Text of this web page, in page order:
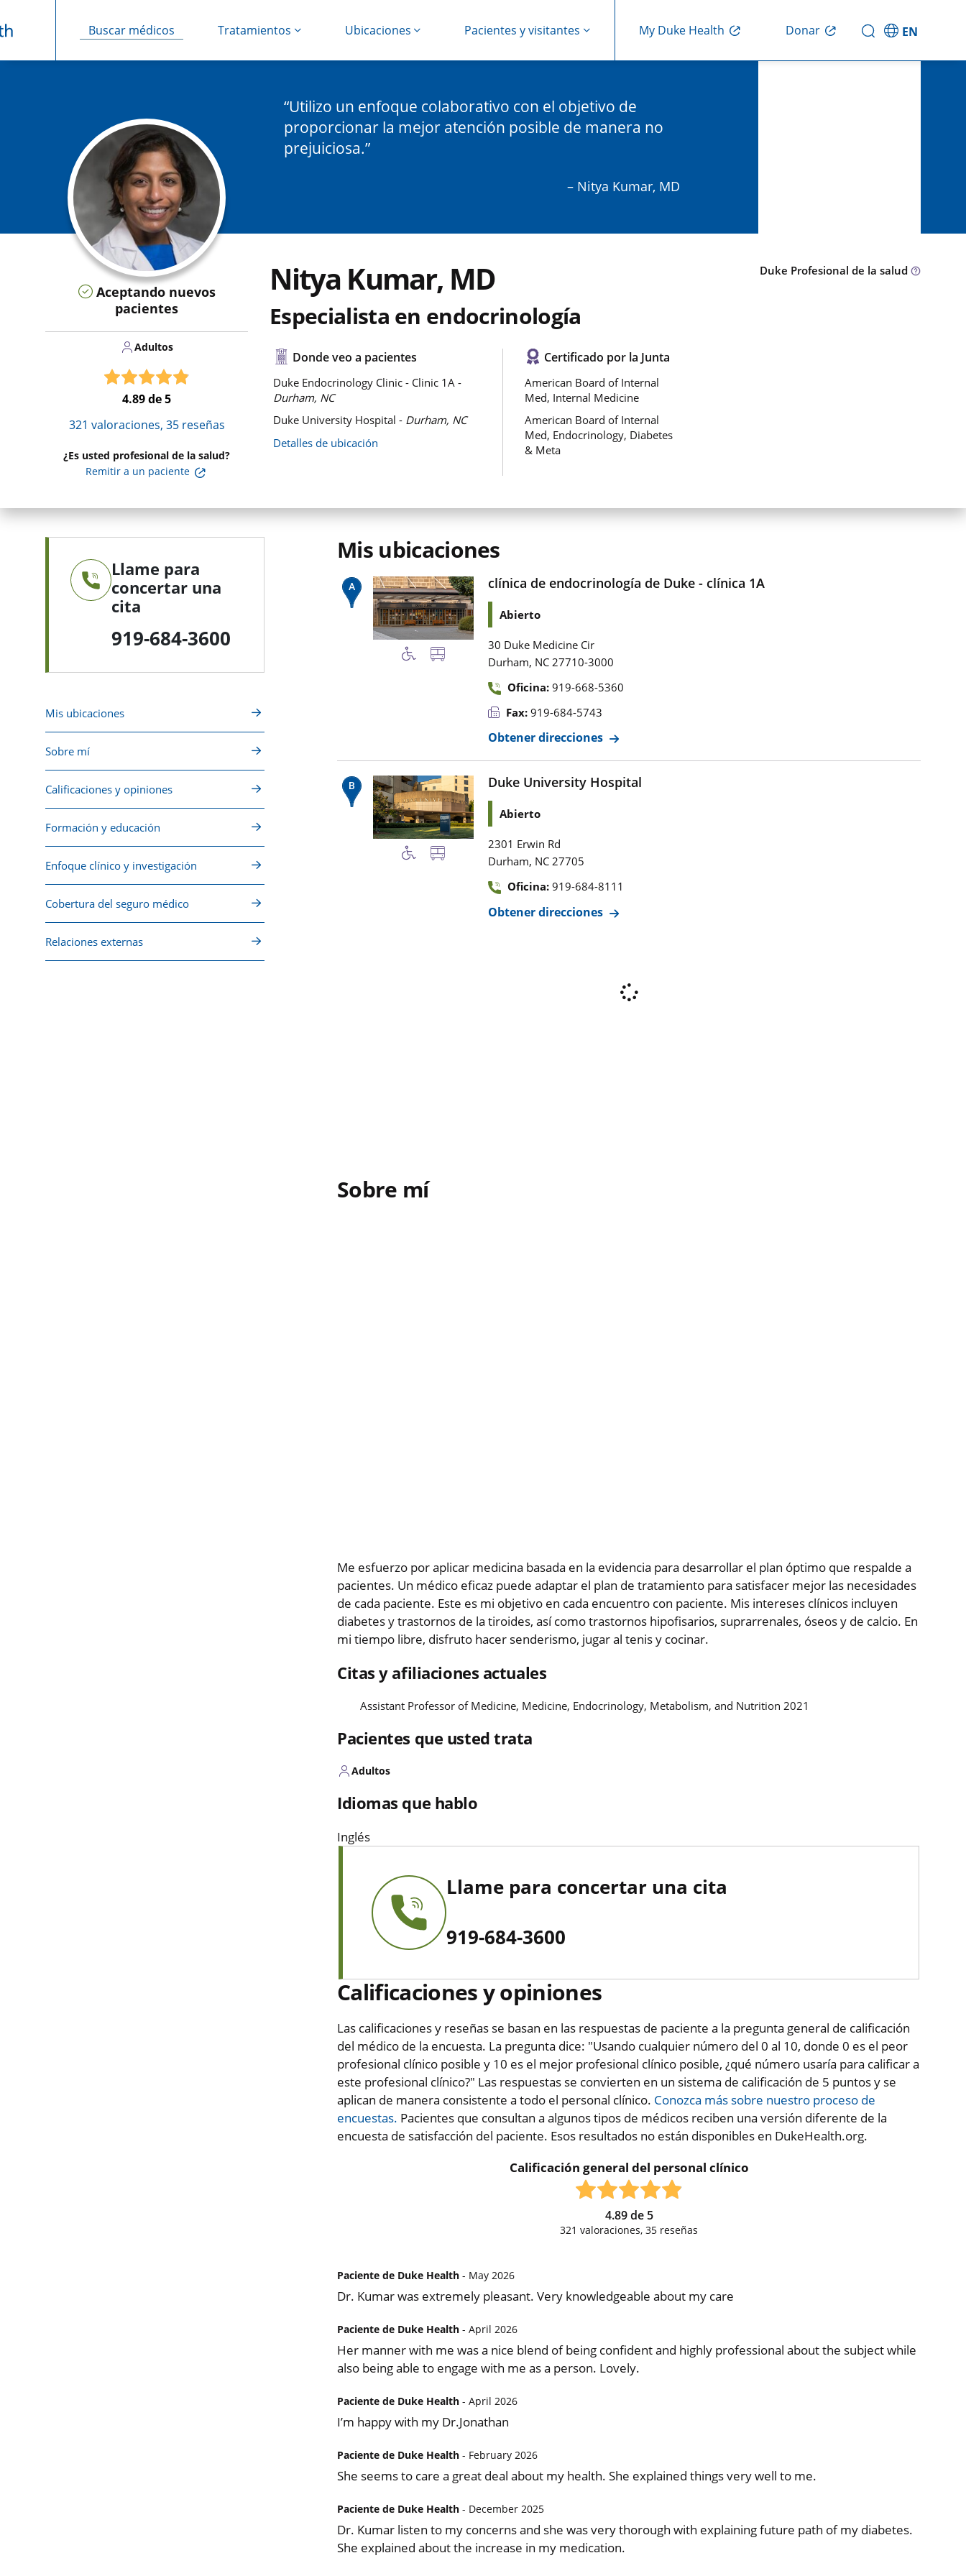
Buscar médicos Tratamientos Ubicaciones Pacientes y visitantes My Duke Health Donar EN
Aceptando nuevos
pacientes
Adultos
4.89de 5
321 valoraciones, 35reseñas
¿Es usted profesional de la salud?
Remitir a un paciente
Utilizo un enfoque colaborativo con el objetivo de
proporcionar la mejor atención posible de manera no
prejuiciosa.
– Nitya Kumar, MD
Nitya Kumar, MD
Especialista en endocrinología
Duke Profesional de la salud
Donde veo a pacientes
Duke Endocrinology Clinic - Clinic 1A -
Durham, NC
Duke University Hospital - Durham, NC
Detalles de ubicación
Certificado por la Junta
American Board of Internal
Med, Internal Medicine
American Board of Internal
Med, Endocrinology, Diabetes
& Meta
Llame para
concertar una
cita
919-684-3600
Mis ubicaciones
Sobre mí
Calificaciones y opiniones
Formación y educación
Enfoque clínico y investigación
Cobertura del seguro médico
Relaciones externas
Mis ubicaciones
clínica de endocrinología de Duke - clínica 1A
Abierto
30 Duke Medicine Cir
Durham, NC 27710-3000
Oficina: 919-668-5360
Fax: 919-684-5743
Obtener direcciones
Duke University Hospital
Abierto
2301 Erwin Rd
Durham, NC 27705
Oficina: 919-684-8111
Obtener direcciones
Sobre mí
Me esfuerzo por aplicar medicina basada en la evidencia para desarrollar el plan óptimo que respalde a
pacientes. Un médico eficaz puede adaptar el plan de tratamiento para satisfacer mejor las necesidades
de cada paciente. Este es mi objetivo en cada encuentro con paciente. Mis intereses clínicos incluyen
diabetes y trastornos de la tiroides, así como trastornos hipofisarios, suprarrenales, óseos y de calcio. En
mi tiempo libre, disfruto hacer senderismo, jugar al tenis y cocinar.
Citas y afiliaciones actuales
Assistant Professor of Medicine, Medicine, Endocrinology, Metabolism, and Nutrition 2021
Pacientes que usted trata
Adultos
Idiomas que hablo
Inglés
Llame para concertar una cita
919-684-3600
Calificaciones y opiniones
Las calificaciones y reseñas se basan en las respuestas de paciente a la pregunta general de calificación
del médico de la encuesta. La pregunta dice: "Usando cualquier número del 0 al 10, donde 0 es el peor
profesional clínico posible y 10 es el mejor profesional clínico posible, ¿qué número usaría para calificar a
este profesional clínico?" Las respuestas se convierten en un sistema de calificación de 5 puntos y se
aplican de manera consistente a todo el personal clínico. Conozca más sobre nuestro proceso de
encuestas. Pacientes que consultan a algunos tipos de médicos reciben una versión diferente de la
encuesta de satisfacción del paciente. Esos resultados no están disponibles en DukeHealth.org.
Calificación general del personal clínico
4.89de 5
321 valoraciones, 35 reseñas
Paciente de Duke Health - May 2026
Dr. Kumar was extremely pleasant. Very knowledgeable about my care
Paciente de Duke Health - April 2026
Her manner with me was a nice blend of being confident and highly professional about the subject while
also being able to engage with me as a person. Lovely.
Paciente de Duke Health - April 2026
I’m happy with my Dr.Jonathan
Paciente de Duke Health - February 2026
She seems to care a great deal about my health. She explained things very well to me.
Paciente de Duke Health - December 2025
Dr. Kumar listen to my concerns and she was very thorough with explaining future path of my diabetes.
She explained about the increase in my medication.